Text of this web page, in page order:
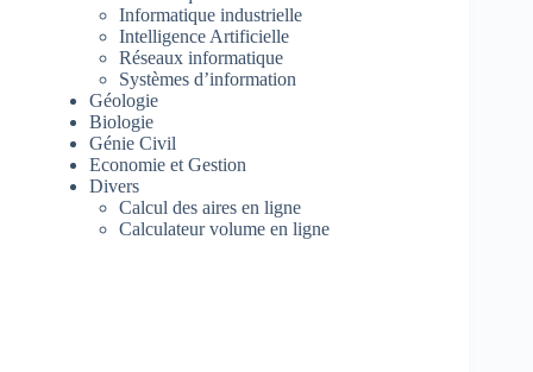
Informatique industrielle
Intelligence Artificielle
Réseaux informatique
Systèmes d’information
Géologie
Biologie
Génie Civil
Economie et Gestion
Divers
Calcul des aires en ligne
Calculateur volume en ligne